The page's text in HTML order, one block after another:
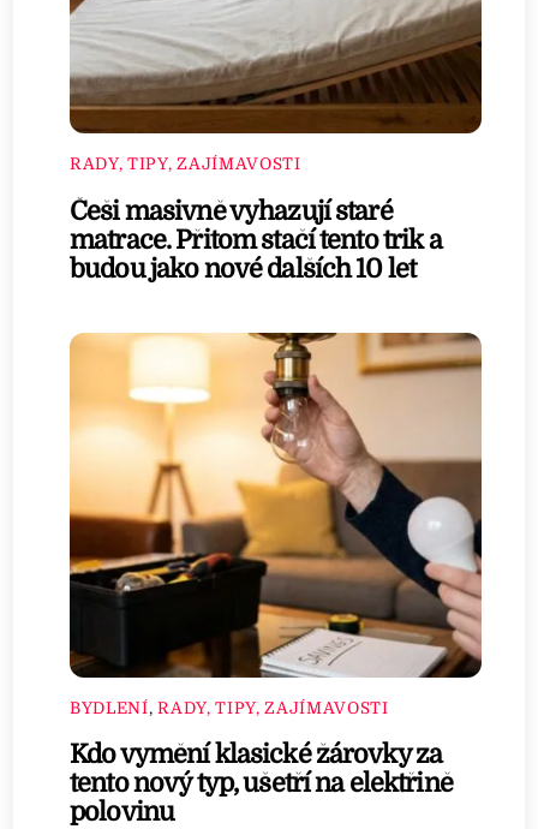
RADY, TIPY, ZAJÍMAVOSTI
Češi masivně vyhazují staré
matrace. Přitom stačí tento trik a
budou jako nové dalších 10 let
BYDLENÍ,RADY, TIPY, ZAJÍMAVOSTI
Kdo vymění klasické žárovky za
tento nový typ, ušetří na elektřině
polovinu